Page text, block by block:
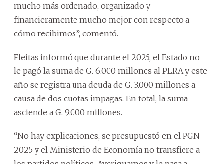
mucho más ordenado, organizado y
financieramente mucho mejor con respecto a
cómo recibimos”, comentó.
Fleitas informó que durante el 2025, el Estado no
le pagó la suma de G. 6.000 millones al PLRA y este
año se registra una deuda de G. 3.000 millones a
causa de dos cuotas impagas. En total, la suma
asciende a G. 9.000 millones.
“No hay explicaciones, se presupuestó en el PGN
2025 y el Ministerio de Economía no transfiere a